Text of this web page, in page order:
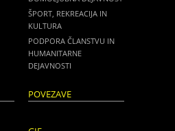
ŠPORT, REKREACIJA IN
KULTURA
PODPORA ČLANSTVU IN
HUMANITARNE
DEJAVNOSTI
POVEZAVE